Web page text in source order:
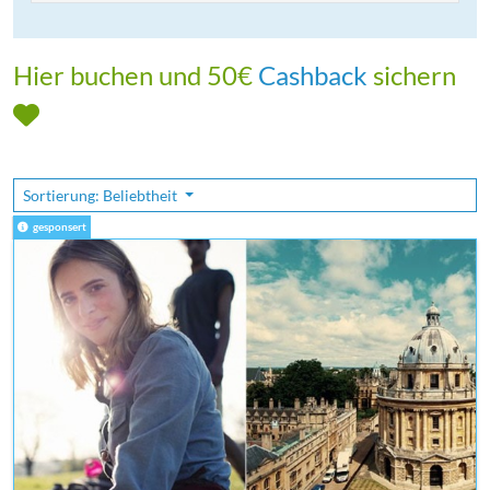
Hier buchen und 50€ Cashback sichern
Sortierung: Beliebtheit
gesponsert